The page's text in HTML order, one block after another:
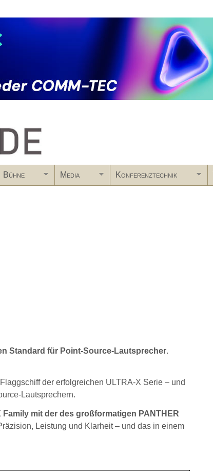
Bühne Media Konferenztechnik
Standard für Point-Source-Lautsprecher.
der erfolgreichen ULTRA-X Serie – und
Lautsprechern.
mit der des großformatigen PANTHER
Leistung und Klarheit – und das in einem